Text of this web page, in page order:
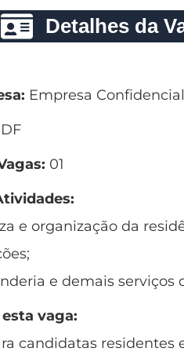
Detalhes da
Empresa
01
e organização da
e demais serviços
vaga:
candidatas residentes